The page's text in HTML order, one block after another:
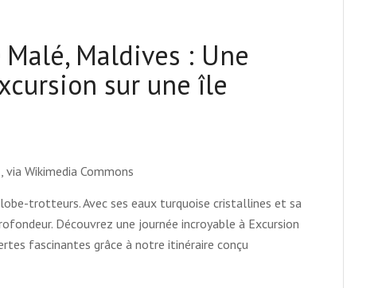
Maldives : Une
sur une île
, via Wikimedia Commons
trotteurs. Avec ses eaux turquoise cristallines et sa
Découvrez une journée incroyable à Excursion
fascinantes grâce à notre itinéraire conçu